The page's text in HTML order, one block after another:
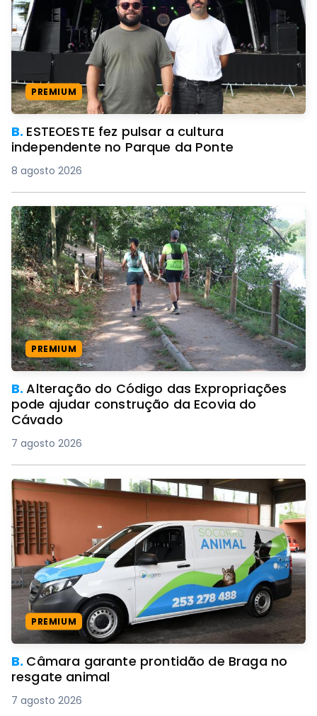
PREMIUM
B. ESTEOESTE fez pulsar a cultura
independente no Parque da Ponte
8 agosto 2026
PREMIUM
B.Alteração do Código das Expropriações
pode ajudar construção da Ecovia do
Cávado
7 agosto 2026
PREMIUM
B. Câmara garante prontidão de Braga no
resgate animal
7 agosto 2026